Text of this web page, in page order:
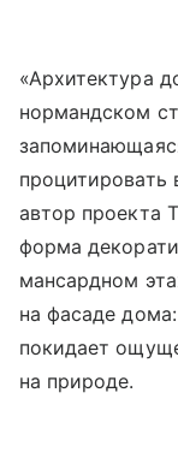
«Архитектура
нормандском
процитировать
автор проекта
форма
мансардном
на фасаде
покидает
на природе.